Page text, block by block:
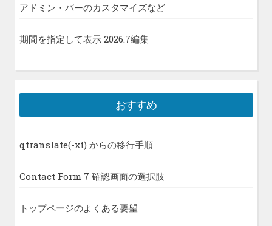
アドミン・バーのカスタマイズなど
期間を指定して表示 2026.7編集
おすすめ
qtranslate(-xt) からの移行手順
Contact Form 7 確認画面の選択肢
トップページのよくある要望